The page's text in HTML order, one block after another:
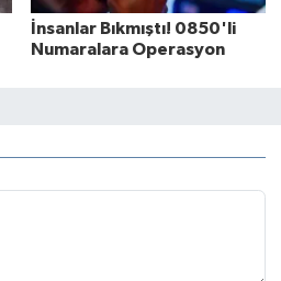
İnsanlar Bıkmıştı! 0850'li
Numaralara Operasyon